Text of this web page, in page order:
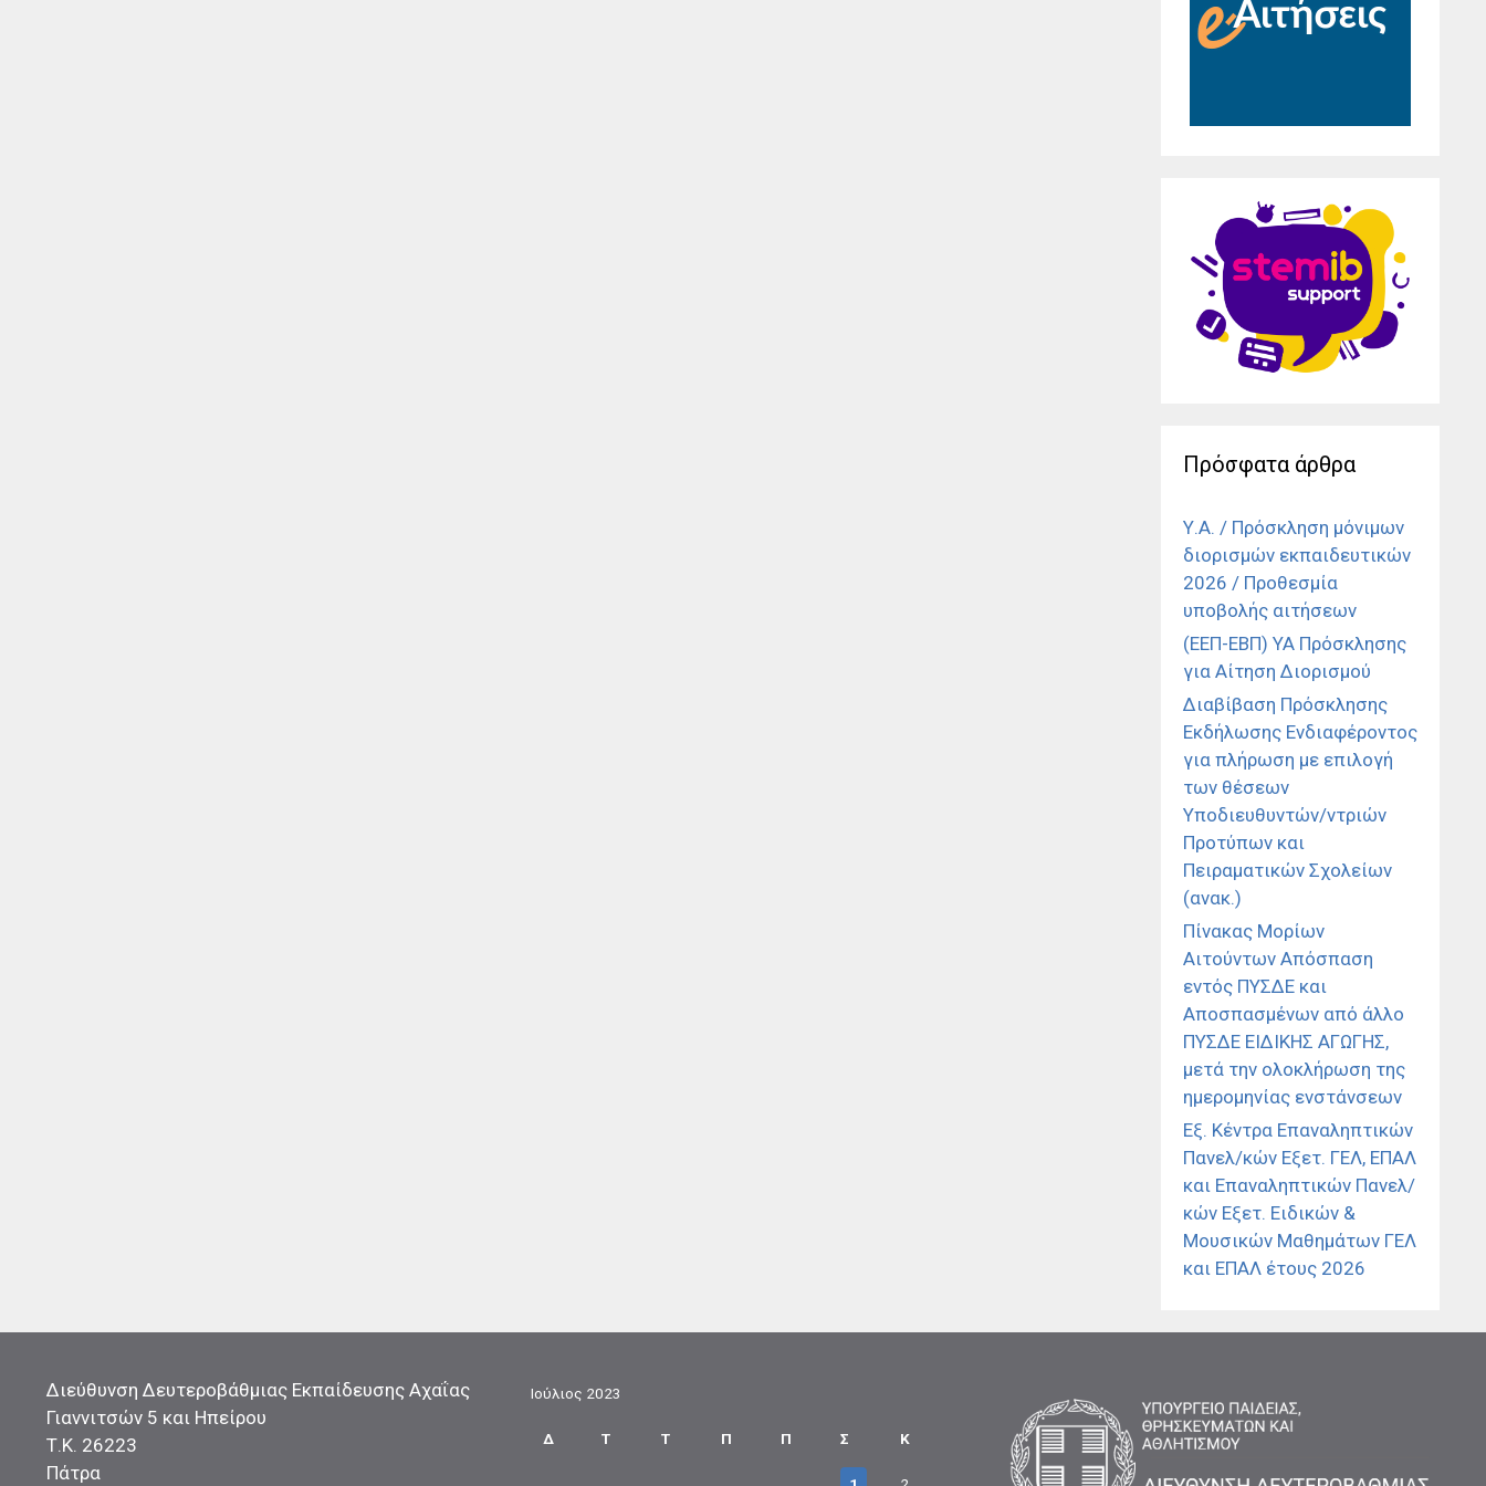
Πρόσφατα άρθρα
Υ.Α. / Πρόσκληση μόνιμων
διορισμών εκπαιδευτικών
2026 / Προθεσμία
υποβολής αιτήσεων
(ΕΕΠ-ΕΒΠ) ΥΑ Πρόσκλησης
για Αίτηση Διορισμού
Διαβίβαση Πρόσκλησης
Εκδήλωσης Ενδιαφέροντος
για πλήρωση με επιλογή
των θέσεων
Υποδιευθυντών/ντριών
Προτύπων και
Πειραματικών Σχολείων
(ανακ.)
Πίνακας Μορίων
Αιτούντων Απόσπαση
εντός ΠΥΣΔΕ και
Αποσπασμένων από άλλο
ΠΥΣΔΕ ΕΙΔΙΚΗΣ ΑΓΩΓΗΣ,
μετά την ολοκλήρωση της
ημερομηνίας ενστάνσεων
Εξ. Κέντρα Επαναληπτικών
Πανελ/κών Εξετ. ΓΕΛ, ΕΠΑΛ
και Επαναληπτικών Πανελ/
κών Εξετ. Ειδικών &
Μουσικών Μαθημάτων ΓΕΛ
και ΕΠΑΛ έτους 2026
Διεύθυνση Δευτεροβάθμιας Εκπαίδευσης Αχαΐας
Γιαννιτσών 5 και Ηπείρου
Τ.Κ. 26223
Πάτρα
Ιούλιος 2023
Δ Τ Τ Π Π Σ Κ